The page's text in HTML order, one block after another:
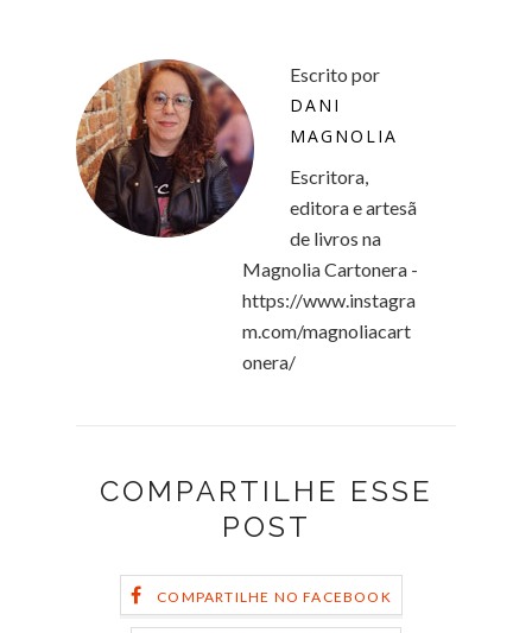
Escrito por
DANI
MAGNOLIA
Escritora,
editora e artesã
de livros na
Magnolia Cartonera -
https://www.instagra
m.com/magnoliacart
onera/
COMPARTILHE ESSE
POST
COMPARTILHE NO FACEBOOK